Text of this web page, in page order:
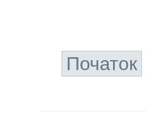
Початок